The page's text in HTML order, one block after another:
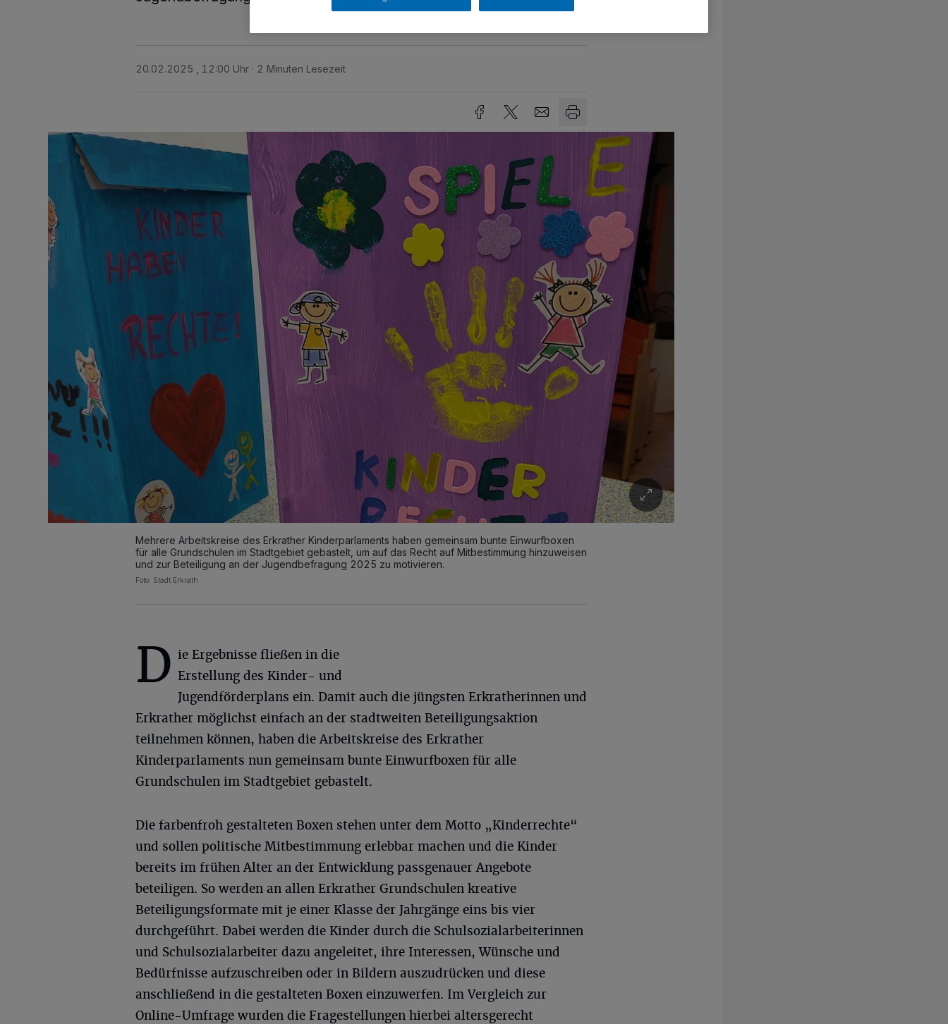
20.02.2025 , 12:00 Uhr 2 Minuten Lesezeit
Mehrere Arbeitskreise des Erkrather Kinderparlaments haben gemeinsam bunte Einwurfboxen
für alle Grundschulen im Stadtgebiet gebastelt, um auf das Recht auf Mitbestimmung hinzuweisen
und zur Beteiligung an der Jugendbefragung 2025 zu motivieren.
Foto: Stadt Erkrath
D ie Ergebnisse fließen in die
Erstellung des Kinder- und
Jugendförderplans ein. Damit auch die jüngsten Erkratherinnen und
Erkrather möglichst einfach an der stadtweiten Beteiligungsaktion
teilnehmen können, haben die Arbeitskreise des Erkrather
Kinderparlaments nun gemeinsam bunte Einwurfboxen für alle
Grundschulen im Stadtgebiet gebastelt.
Die farbenfroh gestalteten Boxen stehen unter dem Motto „Kinderrechte“
und sollen politische Mitbestimmung erlebbar machen und die Kinder
bereits im frühen Alter an der Entwicklung passgenauer Angebote
beteiligen. So werden an allen Erkrather Grundschulen kreative
Beteiligungsformate mit je einer Klasse der Jahrgänge eins bis vier
durchgeführt. Dabei werden die Kinder durch die Schulsozialarbeiterinnen
und Schulsozialarbeiter dazu angeleitet, ihre Interessen, Wünsche und
Bedürfnisse aufzuschreiben oder in Bildern auszudrücken und diese
anschließend in die gestalteten Boxen einzuwerfen. Im Vergleich zur
Online-Umfrage wurden die Fragestellungen hierbei altersgerecht